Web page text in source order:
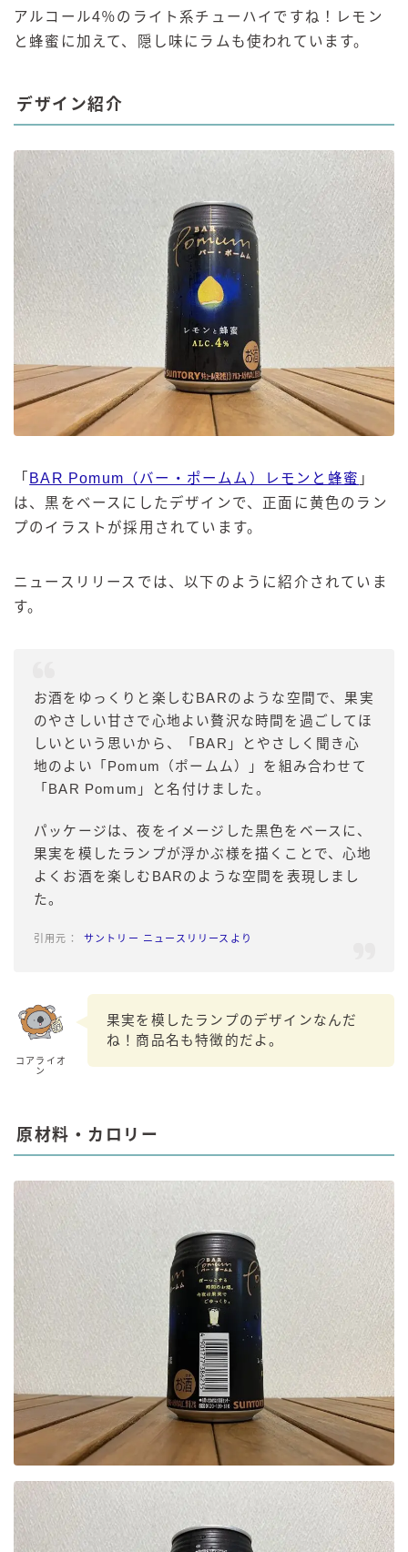
アルコール4％のライト系チューハイですね！レモン
と蜂蜜に加えて、隠し味にラムも使われています。
デザイン紹介
「 BAR Pomum（バー・ポームム）レモンと蜂蜜 」
は、黒をベースにしたデザインで、正面に黄色のラン
プのイラストが採用されています。
ニュースリリースでは、以下のように紹介されていま
す。
お酒をゆっくりと楽しむBARのような空間で、果実
のやさしい甘さで心地よい贅沢な時間を過ごしてほ
しいという思いから、「BAR」とやさしく聞き心
地のよい「Pomum（ポームム）」を組み合わせて
「BAR Pomum」と名付けました。
パッケージは、夜をイメージした黒色をベースに、
果実を模したランプが浮かぶ様を描くことで、心地
よくお酒を楽しむBARのような空間を表現しまし
た。
サントリー ニュースリリースより
コアライオ
ン
果実を模したランプのデザインなんだ
ね！商品名も特徴的だよ。
原材料・カロリー